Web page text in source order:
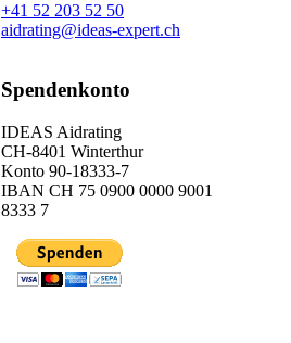
+41 52 203 52 50
aidrating@ideas-expert.ch
Spendenkonto
IDEAS Aidrating
CH-8401 Winterthur
Konto 90-18333-7
IBAN CH 75 0900 0000 9001
8333 7